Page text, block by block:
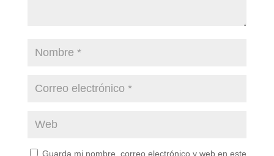
Guarda mi nombre, correo electrónico y web en este